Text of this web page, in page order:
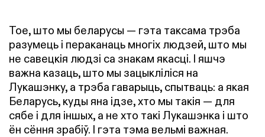
Тое, што мы беларусы — гэта таксама трэба
разумець і пераканаць многіх людзей, што мы
не савецкія людзі са знакам якасці. І яшчэ
важна казаць, што мы зацыкліліся на
Лукашэнку, а трэба гаварыць, спытваць: а якая
Беларусь, куды яна ідзе, хто мы такія — для
сябе і для іншых, а не хто такі Лукашэнка і што
ён сёння зрабіў. І гэта тэма вельмі важная.